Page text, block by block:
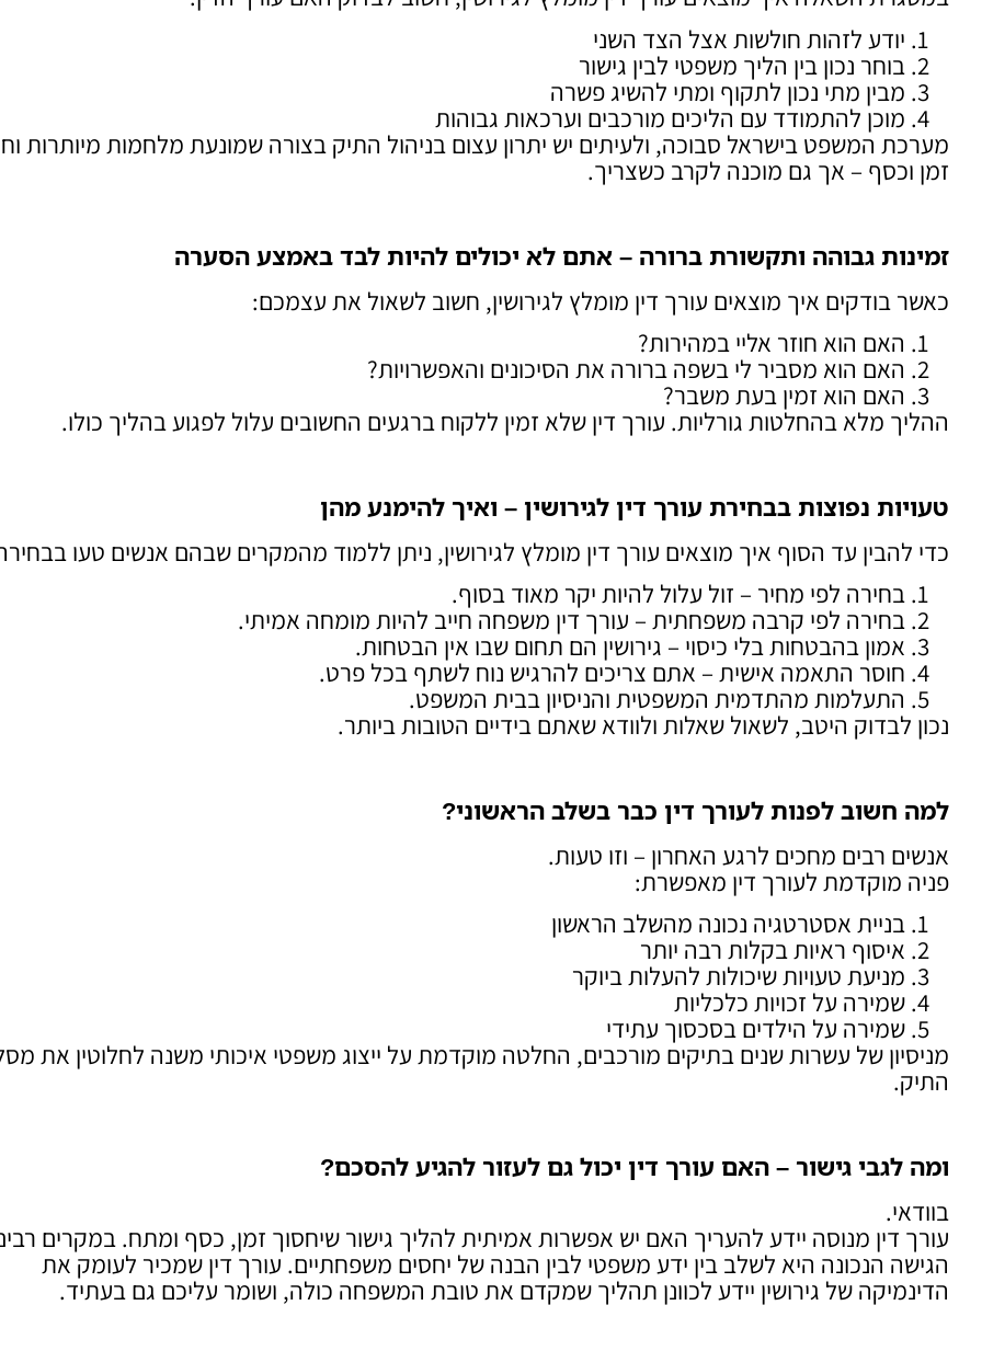
יודע לזהות חולשות אצל הצד השני
בוחר נכון בין הליך משפטי לבין גישור
מבין מתי נכון לתקוף ומתי להשיג פשרה
מוכן להתמודד עם הליכים מורכבים וערכאות גבוהות
מערכת המשפט בישראל סבוכה, ולעיתים יש יתרון עצום בניהול התיק בצורה שמונעת מלחמות מיותרות
זמן וכסף – אך גם מוכנה לקרב כשצריך.
זמינות גבוהה ותקשורת ברורה – אתם לא יכולים להיות לבד באמצע הסערה
כאשר בודקים איך מוצאים עורך דין מומלץ לגירושין, חשוב לשאול את עצמכם:
האם הוא חוזר אליי במהירות?
האם הוא מסביר לי בשפה ברורה את הסיכונים והאפשרויות?
האם הוא זמין בעת משבר?
ההליך מלא בהחלטות גורליות. עורך דין שלא זמין ללקוח ברגעים החשובים עלול לפגוע בהליך כולו.
טעויות נפוצות בבחירת עורך דין לגירושין – ואיך להימנע מהן
כדי להבין עד הסוף איך מוצאים עורך דין מומלץ לגירושין, ניתן ללמוד מהמקרים שבהם אנשים טעו
בחירה לפי מחיר – זול עלול להיות יקר מאוד בסוף.
בחירה לפי קרבה משפחתית – עורך דין משפחה חייב להיות מומחה אמיתי.
אמון בהבטחות בלי כיסוי – גירושין הם תחום שבו אין הבטחות.
חוסר התאמה אישית – אתם צריכים להרגיש נוח לשתף בכל פרט.
התעלמות מהתדמית המשפטית והניסיון בבית המשפט.
נכון לבדוק היטב, לשאול שאלות ולוודא שאתם בידיים הטובות ביותר.
למה חשוב לפנות לעורך דין כבר בשלב הראשוני?
אנשים רבים מחכים לרגע האחרון – וזו טעות.
פניה מוקדמת לעורך דין מאפשרת:
בניית אסטרטגיה נכונה מהשלב הראשון
איסוף ראיות בקלות רבה יותר
מניעת טעויות שיכולות להעלות ביוקר
שמירה על זכויות כלכליות
שמירה על הילדים בסכסוך עתידי
מניסיון של עשרות שנים בתיקים מורכבים, החלטה מוקדמת על ייצוג משפטי איכותי משנה לחלוטין את
התיק.
ומה לגבי גישור – האם עורך דין יכול גם לעזור להגיע להסכם?
בוודאי.
עורך דין מנוסה יידע להעריך האם יש אפשרות אמיתית להליך גישור שיחסוך זמן, כסף ומתח. במקרים
הגישה הנכונה היא לשלב בין ידע משפטי לבין הבנה של יחסים משפחתיים. עורך דין שמכיר לעומק את
הדינמיקה של גירושין יידע לכוונן תהליך שמקדם את טובת המשפחה כולה, ושומר עליכם גם בעתיד.